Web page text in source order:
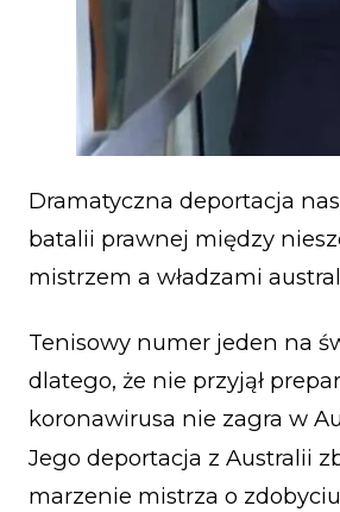
Dramatyczna deportacja
batalii prawnej między
mistrzem a władzami
Tenisowy numer jeden na
dlatego, że nie przyjął
koronawirusa nie zagra w
Jego deportacja z Australii
marzenie mistrza o